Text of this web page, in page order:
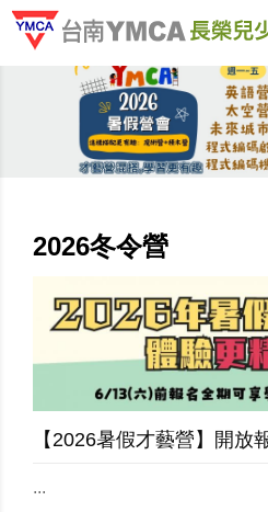
2026冬令營
【2026暑假才藝營】開放
...